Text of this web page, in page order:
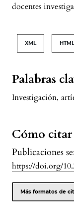
Palabras
Investigación,
Cómo citar
Publicaciones
https://doi.org/
Más formatos de
docentes
XML HTML